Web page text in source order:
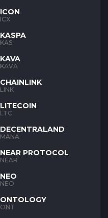
ICON
ICX
KASPA
KAS
KAVA
KAVA
CHAINLINK
LINK
LITECOIN
LTC
DECENTRALAND
MANA
NEAR PROTOCOL
NEAR
NEO
NEO
ONTOLOGY
ONT